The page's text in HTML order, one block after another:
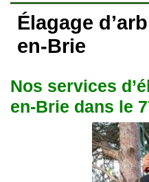
Élagage
en-Brie
Nos services
en-Brie dans le